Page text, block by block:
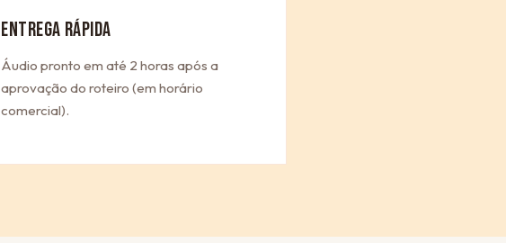
ENTREGA RÁPIDA
Áudio pronto em até 2 horas após a
aprovação do roteiro (em horário
comercial).